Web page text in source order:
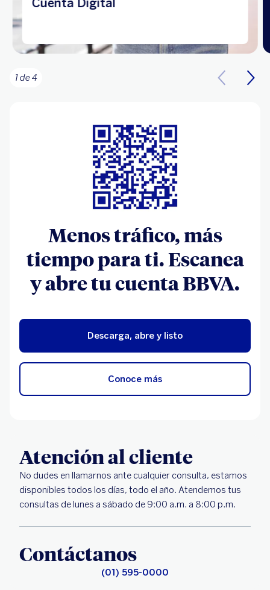
Cuenta Digital
1 de 4
Menos tráfico, más
tiempo para ti. Escanea
y abre tu cuenta BBVA.
Descarga, abre y listo
Conoce más
Atención al cliente
No dudes en llamarnos ante cualquier consulta, estamos
disponibles todos los días, todo el año. Atendemos tus
consultas de lunes a sábado de 9:00 a.m. a 8:00 p.m.
Contáctanos
(01) 595-0000